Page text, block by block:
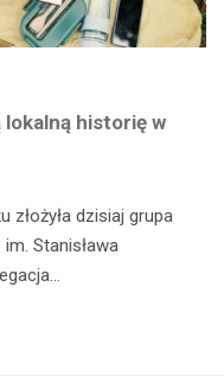
lokalną historię w
złożyła dzisiaj grupa
Stanisława